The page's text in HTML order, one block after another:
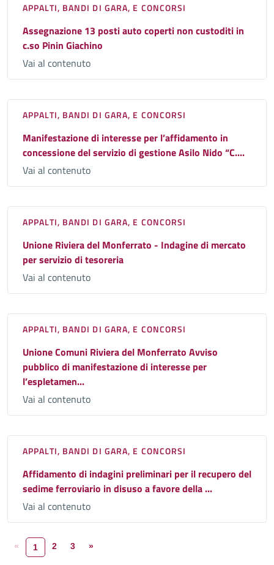
APPALTI, BANDI DI GARA, E CONCORSI
Assegnazione 13 posti auto coperti non custoditi in
c.so Pinin Giachino
Vai al contenuto
APPALTI, BANDI DI GARA, E CONCORSI
Manifestazione di interesse per l’affidamento in
concessione del servizio di gestione Asilo Nido “C....
Vai al contenuto
APPALTI, BANDI DI GARA, E CONCORSI
Unione Riviera del Monferrato - Indagine di mercato
per servizio di tesoreria
Vai al contenuto
APPALTI, BANDI DI GARA, E CONCORSI
Unione Comuni Riviera del Monferrato Avviso
pubblico di manifestazione di interesse per
l’espletamen...
Vai al contenuto
APPALTI, BANDI DI GARA, E CONCORSI
Affidamento di indagini preliminari per il recupero del
sedime ferroviario in disuso a favore della ...
Vai al contenuto
« 1 2 3 »